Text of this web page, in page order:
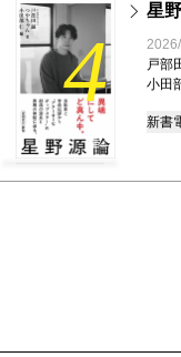
4
星
戸部
小田
新書